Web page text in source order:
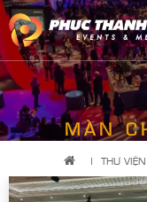
MÀN
| THƯ